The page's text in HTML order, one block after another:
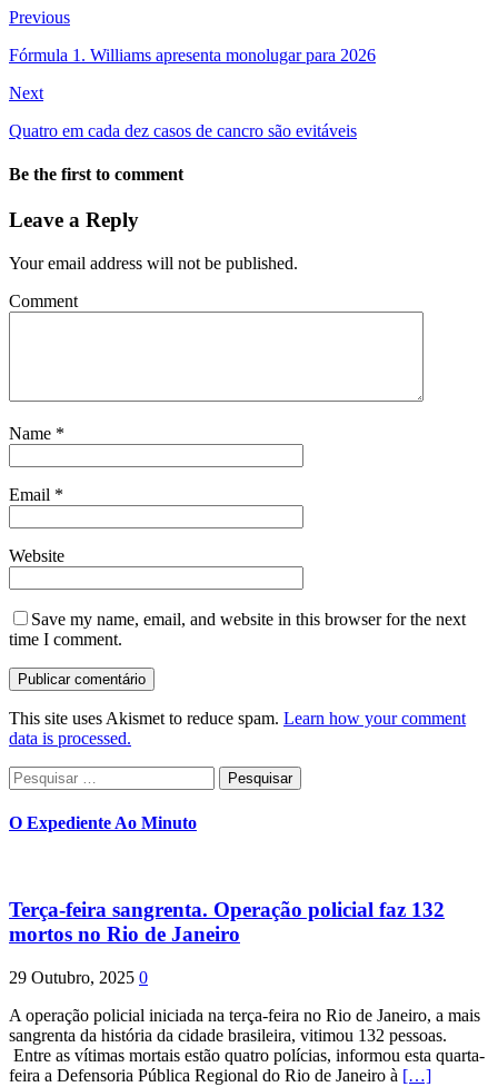
Previous
Fórmula 1. Williams apresenta monolugar para 2026
Next
Quatro em cada dez casos de cancro são evitáveis
Be the first to comment
Leave a Reply
Your email address will not be published.
Comment
Name *
Email *
Website
Save my name, email, and website in this browser for the next
time I comment.
This site uses Akismet to reduce spam. Learn how your comment
data is processed.
Pesquisar
por:
O Expediente Ao Minuto
Terça-feira sangrenta. Operação policial faz 132
mortos no Rio de Janeiro
29 Outubro, 2025 0
A operação policial iniciada na terça-feira no Rio de Janeiro, a mais
sangrenta da história da cidade brasileira, vitimou 132 pessoas.
Entre as vítimas mortais estão quatro polícias, informou esta quarta-
feira a Defensoria Pública Regional do Rio de Janeiro à […]